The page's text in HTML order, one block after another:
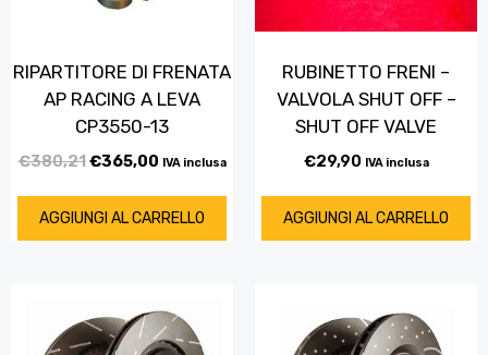
RIPARTITORE DI FRENATA
AP RACING A LEVA
CP3550-13
€380,21€365,00 IVA inclusa
AGGIUNGI AL CARRELLO
RUBINETTO FRENI –
VALVOLA SHUT OFF –
SHUT OFF VALVE
€29,90 IVA inclusa
AGGIUNGI AL CARRELLO